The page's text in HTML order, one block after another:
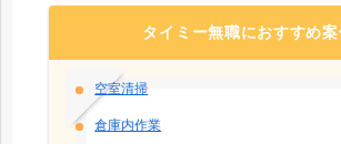
タイミー無職におすすめ案
空室清掃
倉庫内作業